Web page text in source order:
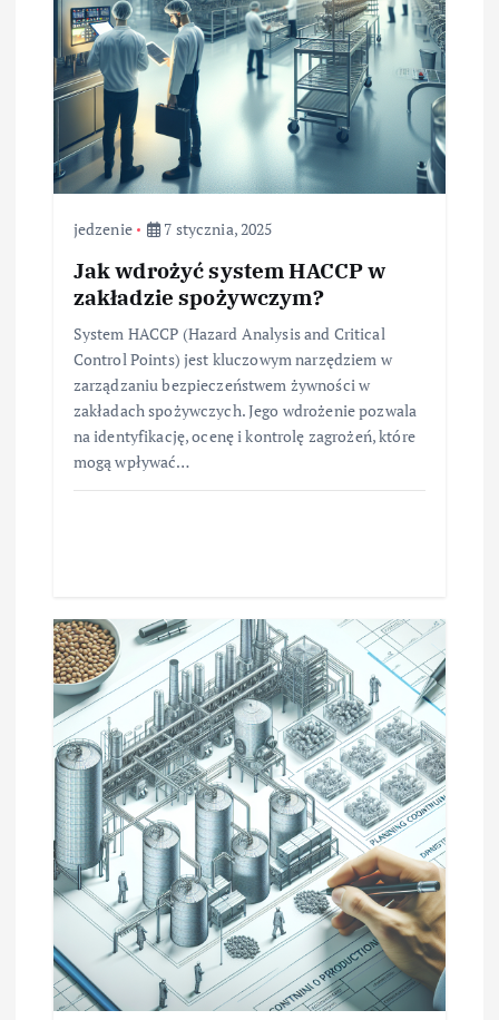
jedzenie 7 stycznia, 2025
Jak wdrożyć system HACCP w
zakładzie spożywczym?
System HACCP (Hazard Analysis and Critical
Control Points) jest kluczowym narzędziem w
zarządzaniu bezpieczeństwem żywności w
zakładach spożywczych. Jego wdrożenie pozwala
na identyfikację, ocenę i kontrolę zagrożeń, które
mogą wpływać…